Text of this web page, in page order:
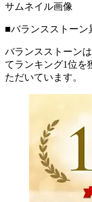
サムネイル画像
■バランスストーン
バランスストーン
てランキング1位を
ただいています。